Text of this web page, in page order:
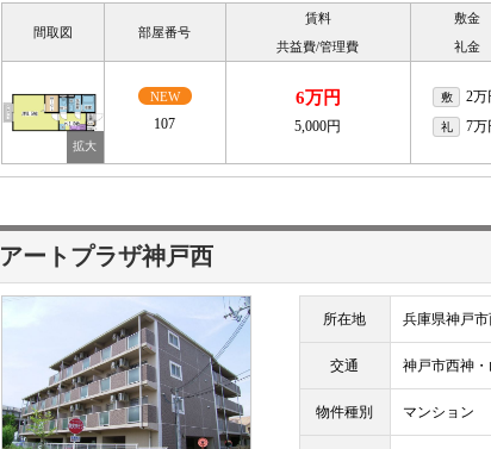
間取図 部屋番号
賃料
共益費/管理費
敷金
礼金
NEW
107
6万円
5,000円
敷 2万
礼 7万
アートプラザ神戸西
所在地 兵庫県神戸
交通 神戸市西神
物件種別 マンション